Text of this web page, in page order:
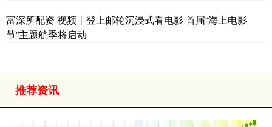
富深所配资 视频丨登上邮轮沉浸式看电影 首届“海上电影
节”主题航季将启动
推荐资讯